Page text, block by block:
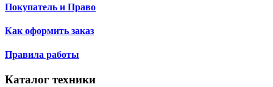
Покупатель и Право
Как оформить заказ
Правила работы
Каталог техники